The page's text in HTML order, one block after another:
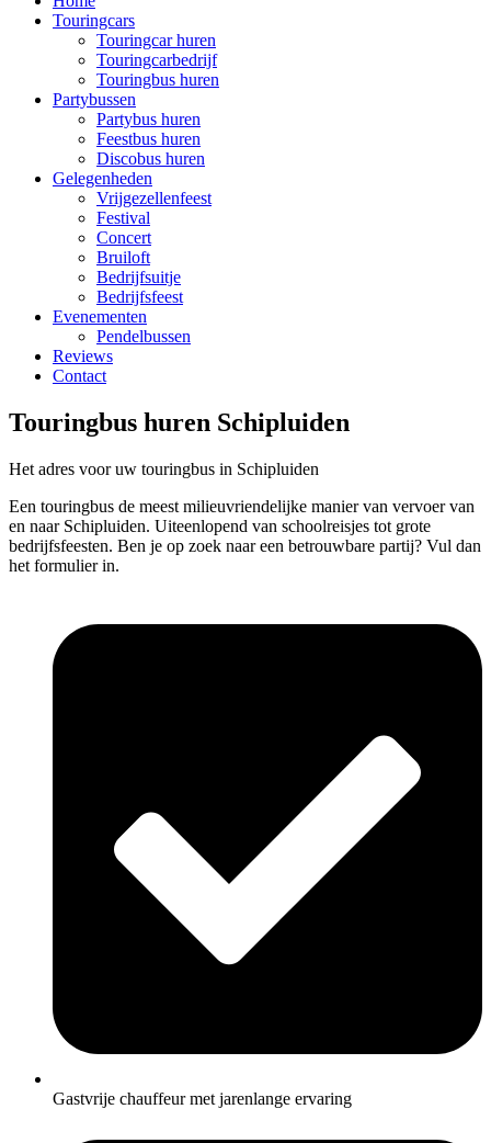
Touringcars
Touringcar huren
Touringcarbedrijf
Touringbus huren
Partybussen
Partybus huren
Feestbus huren
Discobus huren
Gelegenheden
Vrijgezellenfeest
Festival
Concert
Bruiloft
Bedrijfsuitje
Bedrijfsfeest
Evenementen
Pendelbussen
Reviews
Contact
Touringbus huren Schipluiden
Het adres voor uw touringbus in Schipluiden
Een touringbus de meest milieuvriendelijke manier van vervoer van
en naar Schipluiden. Uiteenlopend van schoolreisjes tot grote
bedrijfsfeesten. Ben je op zoek naar een betrouwbare partij? Vul dan
het formulier in.
Gastvrije chauffeur met jarenlange ervaring